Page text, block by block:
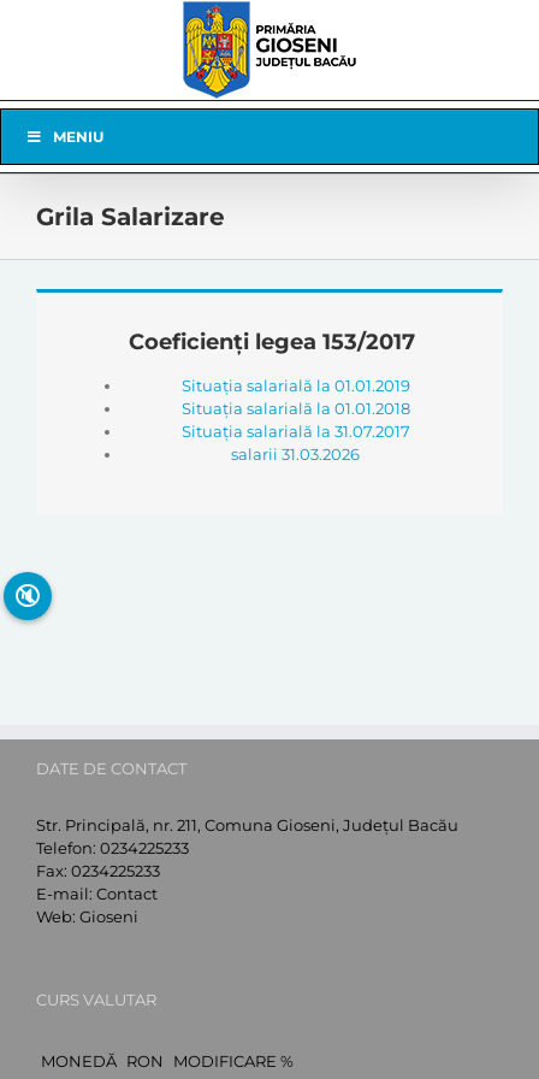
Navigation
MENIU
Grila Salarizare
Coeficienți legea 153/2017
Situația salarială la 01.01.2019
Situația salarială la 01.01.2018
Situația salarială la 31.07.2017
salarii 31.03.2026
DATE DE CONTACT
Str. Principală, nr. 211, Comuna Gioseni, Județul Bacău
Telefon: 0234225233
Fax: 0234225233
E-mail: Contact
Web: Gioseni
CURS VALUTAR
MONEDĂ RON
MODIFICARE %
🔇